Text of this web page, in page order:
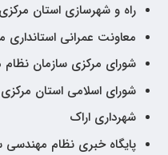
راه و شهرسازی استان مرکزی
معاونت عمرانی استانداری
شورای مرکزی سازمان
شورای اسلامی استان مرکزی
شهرداری اراک
پایگاه خبری نظام مهندسی